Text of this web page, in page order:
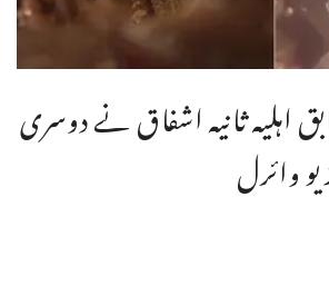
اہلیہ ثانیہ اشفاق نے دوسری
وائرل